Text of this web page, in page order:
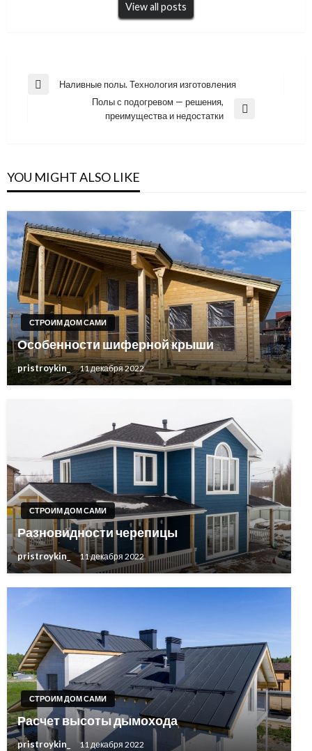
View all posts
Навигация
Previous
Наливные полы. Технология изготовления
Полы с подогревом — решения,
преимущества и недостатки
YOU MIGHT ALSO LIKE
СТРОИМ ДОМ САМИ
Особенности шиферной крыши
pristroykin_ 11 декабря 2022
СТРОИМ ДОМ САМИ
Разновидности черепицы
pristroykin_ 11 декабря 2022
СТРОИМ ДОМ САМИ
Расчет высоты дымохода
pristroykin_ 11 декабря 2022